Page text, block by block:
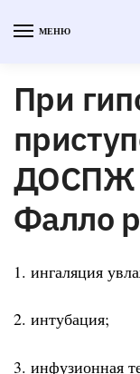
МЕНЮ
При
ДОСПЖ
Фалло
1. ингаляция
2. интубация;
3. инфузионная